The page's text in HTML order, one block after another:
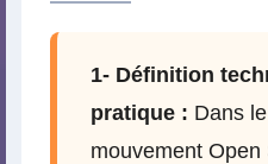
1- Définition
pratique : Dans
mouvement Open